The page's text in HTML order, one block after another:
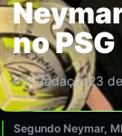
no PSG
Por Redação23
Segundo Neymar,